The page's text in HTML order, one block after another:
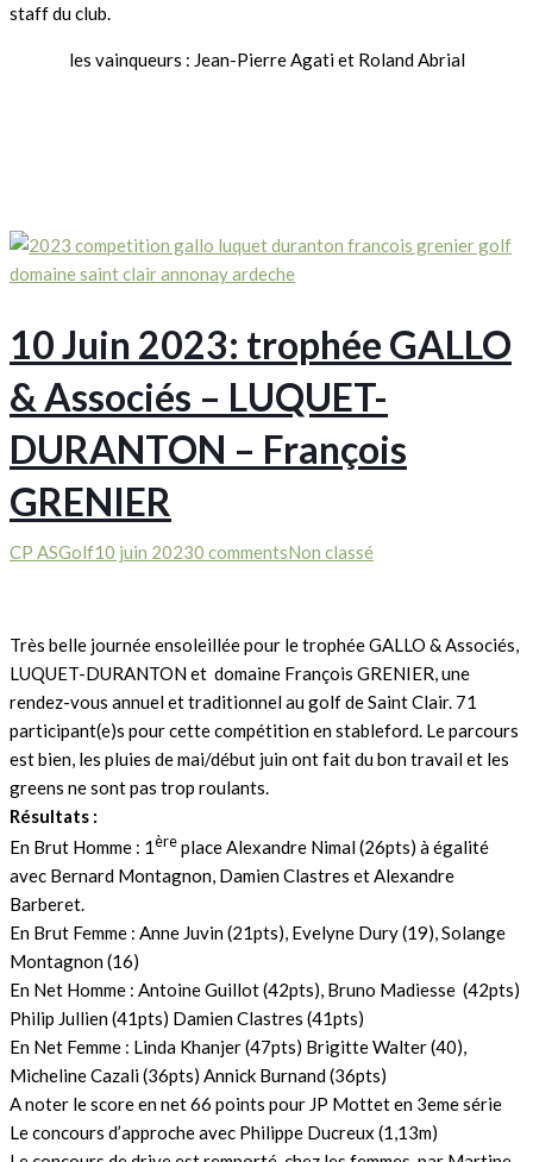
staff du club.
les vainqueurs : Jean-Pierre Agati et Roland Abrial
10 Juin 2023: trophée GALLO
& Associés – LUQUET-
DURANTON – François
GRENIER
CP ASGolf10 juin 20230 commentsNon classé
Très belle journée ensoleillée pour le trophée GALLO & Associés,
LUQUET-DURANTON et domaine François GRENIER, une
rendez-vous annuel et traditionnel au golf de Saint Clair. 71
participant(e)s pour cette compétition en stableford. Le parcours
est bien, les pluies de mai/début juin ont fait du bon travail et les
greens ne sont pas trop roulants.
Résultats :
En Brut Homme : 1ère place Alexandre Nimal (26pts) à égalité
avec Bernard Montagnon, Damien Clastres et Alexandre
Barberet.
En Brut Femme : Anne Juvin (21pts), Evelyne Dury (19), Solange
Montagnon (16)
En Net Homme : Antoine Guillot (42pts), Bruno Madiesse (42pts)
Philip Jullien (41pts) Damien Clastres (41pts)
En Net Femme : Linda Khanjer (47pts) Brigitte Walter (40),
Micheline Cazali (36pts) Annick Burnand (36pts)
A noter le score en net 66 points pour JP Mottet en 3eme série
Le concours d’approche avec Philippe Ducreux (1,13m)